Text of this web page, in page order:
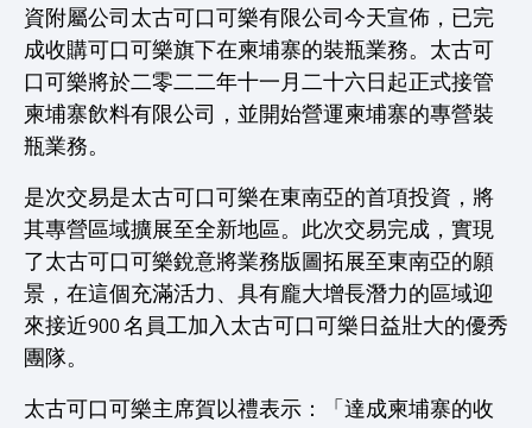
資附屬公司太古可口可樂有限公司今天宣佈，已完
成收購可口可樂旗下在柬埔寨的裝瓶業務。太古可
口可樂將於二零二二年十一月二十六日起正式接管
柬埔寨飲料有限公司，並開始營運柬埔寨的專營裝
瓶業務。
是次交易是太古可口可樂在東南亞的首項投資，將
其專營區域擴展至全新地區。此次交易完成，實現
了太古可口可樂銳意將業務版圖拓展至東南亞的願
景，在這個充滿活力、具有龐大增長潛力的區域迎
來接近900 名員工加入太古可口可樂日益壯大的優秀
團隊。
太古可口可樂主席賀以禮表示：「達成柬埔寨的收